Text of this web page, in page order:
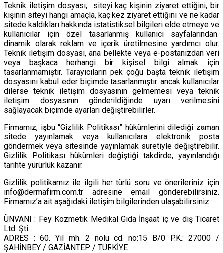
Teknik iletişim dosyası, siteyi kaç kişinin ziyaret ettiğini, bir
kişinin siteyi hangi amaçla, kaç kez ziyaret ettiğini ve ne kadar
sitede kaldıkları hakkında istatistiksel bilgileri elde etmeye ve
kullanıcılar için özel tasarlanmış kullanıcı sayfalarından
dinamik olarak reklam ve içerik üretilmesine yardımcı olur.
Teknik iletişim dosyası, ana bellekte veya e-postanızdan veri
veya başkaca herhangi bir kişisel bilgi almak için
tasarlanmamıştır. Tarayıcıların pek çoğu başta teknik iletişim
dosyasını kabul eder biçimde tasarlanmıştır ancak kullanıcılar
dilerse teknik iletişim dosyasının gelmemesi veya teknik
iletişim dosyasının gönderildiğinde uyarı verilmesini
sağlayacak biçimde ayarları değiştirebilirler.
Firmamız, işbu “Gizlilik Politikası” hükümlerini dilediği zaman
sitede yayınlamak veya kullanıcılara elektronik posta
göndermek veya sitesinde yayınlamak suretiyle değiştirebilir.
Gizlilik Politikası hükümleri değiştiği takdirde, yayınlandığı
tarihte yürürlük kazanır.
Gizlilik politikamız ile ilgili her türlü soru ve önerileriniz için
info@dermafirm.com.tr adresine email gönderebilirsiniz.
Firmamız’a ait aşağıdaki iletişim bilgilerinden ulaşabilirsiniz.
ÜNVANI : Fey Kozmetik Medikal Gıda İnşaat iç ve dış Ticaret
Ltd. Şti.
ADRES : 60. Yıl mh. 2 nolu cd. no:15 B/0 P.K.: 27000 /
ŞAHİNBEY / GAZİANTEP / TÜRKİYE